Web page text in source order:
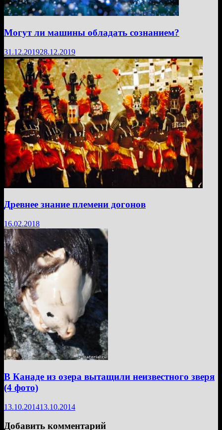
Могут ли машины обладать сознанием?
31.12.201928.12.2019
Древнее знание племени догонов
16.02.2018
В Канаде из озера вытащили неизвестного зверя
(4 фото)
13.10.201413.10.2014
Добавить комментарий